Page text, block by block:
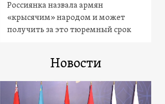
Россиянка назвала армян
«крысячим» народом и может
получить за это тюремный срок
Новости